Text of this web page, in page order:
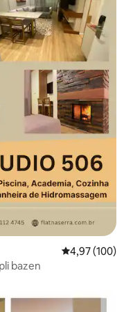
Prosječna
4,97 (100)
bazen